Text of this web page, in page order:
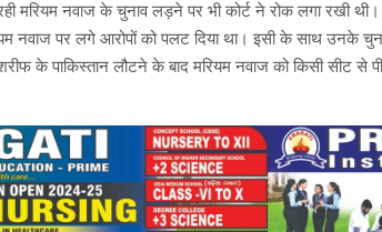
मरियम नवाज के चुनाव लड़ने पर भी कोर्ट ने रोक लगा रखी
नवाज पर लगे आरोपों को पलट दिया था। इसी के साथ उनके
के पाकिस्तान लौटने के बाद मरियम नवाज को किसी सीट से